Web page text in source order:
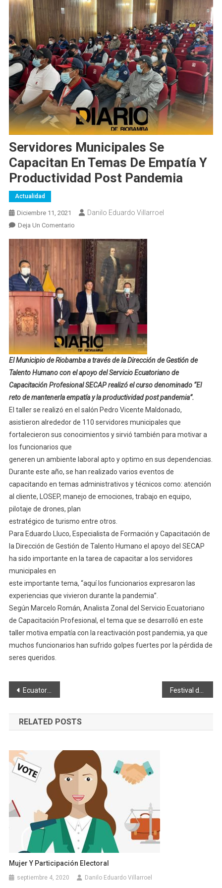
Servidores Municipales Se
Capacitan En Temas De Empatía Y
Productividad Post Pandemia
Actualidad
Diciembre 11, 2021 Danilo Eduardo Villarroel
Deja Un ComentarioEn
Municipales
Capacitan
En
Temas
De
Empatía
Y
Productividad
Post
Pandemia
El Municipio de Riobamba a través de la Dirección de Gestión de
Talento Humano con el apoyo del Servicio Ecuatoriano de
Capacitación Profesional SECAP realizó el curso denominado “El
reto de mantenerla empatía y la productividad post pandemia”.
El taller se realizó en el salón Pedro Vicente Maldonado,
asistieron alrededor de 110 servidores municipales que
fortalecieron sus conocimientos y sirvió también para motivar a
los funcionarios que
generen un ambiente laboral apto y optimo en sus dependencias.
Durante este año, se han realizado varios eventos de
capacitando en temas administrativos y técnicos como: atención
al cliente, LOSEP, manejo de emociones, trabajo en equipo,
pilotaje de drones, plan
estratégico de turismo entre otros.
Para Eduardo Lluco, Especialista de Formación y Capacitación de
la Dirección de Gestión de Talento Humano el apoyo del SECAP
ha sido importante en la tarea de capacitar a los servidores
municipales en
este importante tema, “aquí los funcionarios expresaron las
experiencias que vivieron durante la pandemia”.
Según Marcelo Román, Analista Zonal del Servicio Ecuatoriano
de Capacitación Profesional, el tema que se desarrolló en este
taller motiva empatía con la reactivación post pandemia, ya que
muchos funcionarios han sufrido golpes fuertes por la pérdida de
seres queridos.
Navegación
de
entradas
Ecuatorianos sobrevivientes de accidente en México piden ayuda
RELATED POSTS
Mujer Y Participación Electoral
septiembre 4, 2020 Danilo Eduardo Villarroel